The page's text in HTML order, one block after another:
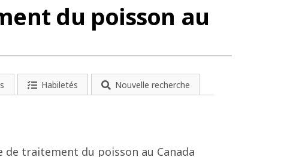
du poisson au
Habiletés Nouvelle recherche
traitement du poisson au Canada